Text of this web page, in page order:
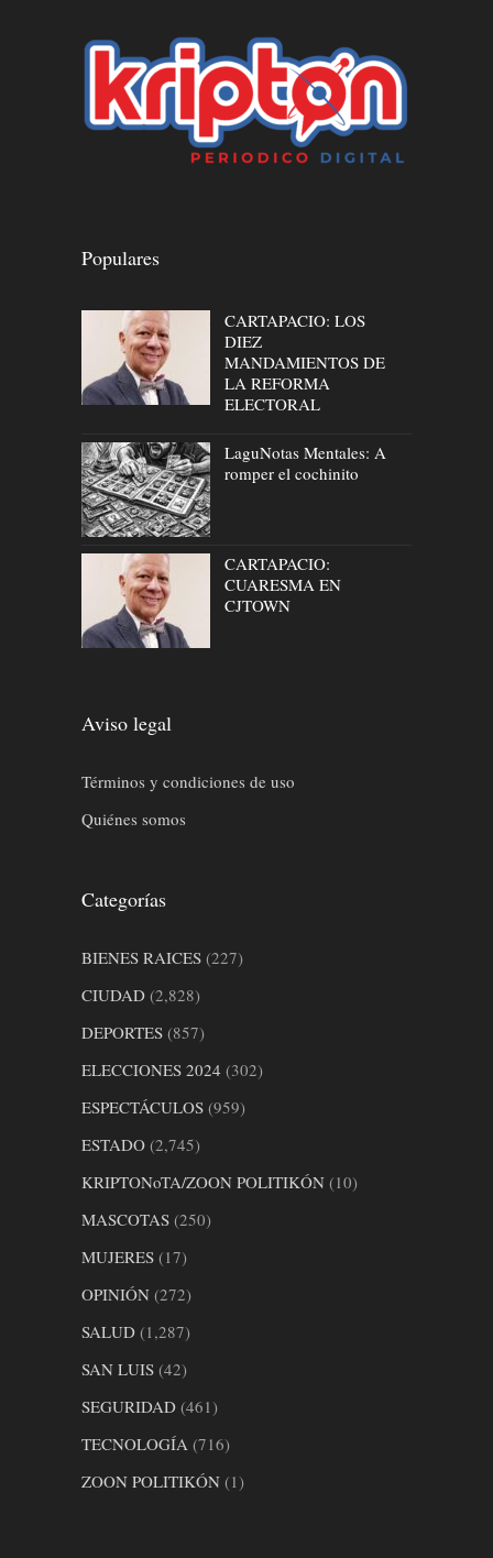
Populares
CARTAPACIO: LOS
DIEZ
MANDAMIENTOS DE
LA REFORMA
ELECTORAL
LaguNotas Mentales: A
romper el cochinito
CARTAPACIO:
CUARESMA EN
CJTOWN
Aviso legal
Términos y condiciones de uso
Quiénes somos
Categorías
BIENES RAICES (227)
CIUDAD (2,828)
DEPORTES (857)
ELECCIONES 2024 (302)
ESPECTÁCULOS (959)
ESTADO (2,745)
KRIPTONoTA/ZOON POLITIKÓN (10)
MASCOTAS (250)
MUJERES (17)
OPINIÓN (272)
SALUD (1,287)
SAN LUIS (42)
SEGURIDAD (461)
TECNOLOGÍA (716)
ZOON POLITIKÓN (1)